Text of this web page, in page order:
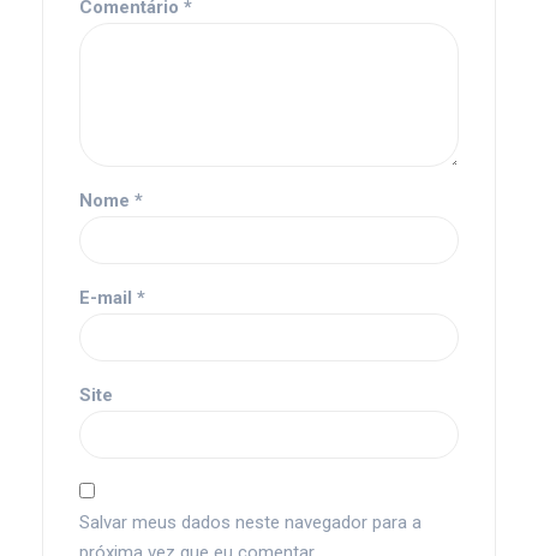
Comentário *
Nome *
E-mail *
Site
Salvar meus dados neste navegador para a